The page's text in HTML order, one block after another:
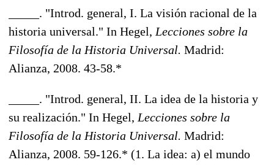
_____. "Introd. general, I. La visión racional de la
historia universal." In Hegel, Lecciones sobre la
Filosofía de la Historia Universal. Madrid:
Alianza, 2008. 43-58.*
_____. "Introd. general, II. La idea de la historia y
su realización." In Hegel, Lecciones sobre la
Filosofía de la Historia Universal. Madrid:
Alianza, 2008. 59-126.* (1. La idea: a) el mundo